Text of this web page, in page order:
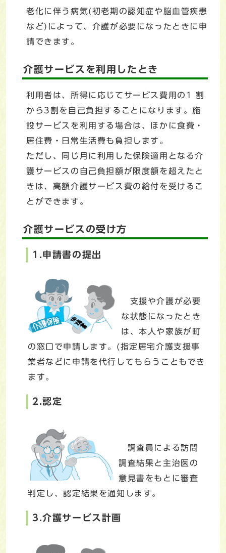
老化に伴う病気(初老期の認知症や脳血管疾患
など)によって、介護が必要になったときに申
請できます。
介護サービスを利用したとき
利用者は、所得に応じてサービス費用の1 割
から3割を自己負担することになります。施
設サービスを利用する場合は、ほかに食費・
居住費・日常生活費も負担します。
ただし、同じ月に利用した保険適用となる介
護サービスの自己負担額が限度額を超えたと
きは、高額介護サービス費の給付を受けるこ
とができます。
介護サービスの受け方
1.申請書の提出
支援や介護が必要
な状態になったとき
は、本人や家族が町
の窓口で申請します。(指定居宅介護支援事
業者などに申請を代行してもらうこともでき
ます。
2.認定
調査員による訪問
調査結果と主治医の
意見書をもとに審査
判定し、認定結果を通知します。
3.介護サービス計画